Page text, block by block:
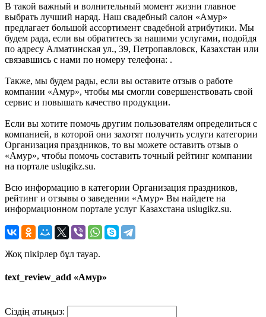
В такой важный и волнительный момент жизни главное
выбрать лучший наряд. Наш свадебный салон «Амур»
предлагает большой ассортимент свадебной атрибутики. Мы
будем рада, если вы обратитесь за нашими услугами, подойдя
по адресу Алматинская ул., 39, Петропавловск, Казахстан или
связавшись с нами по номеру телефона: .
Также, мы будем рады, если вы оставите отзыв о работе
компании «Амур», чтобы мы смогли совершенствовать свой
сервис и повышать качество продукции.
Если вы хотите помочь другим пользователям определиться с
компанией, в которой они захотят получить услуги категории
Организация праздников, то вы можете оставить отзыв о
«Амур», чтобы помочь составить точный рейтинг компании
на портале uslugikz.su.
Всю информацию в категории Организация праздников,
рейтинг и отзывы о заведении «Амур» Вы найдете на
информационном портале услуг Казахстана uslugikz.su.
Жоқ пікірлер бұл тауар.
text_review_add «Амур»
Сіздің атыңыз: